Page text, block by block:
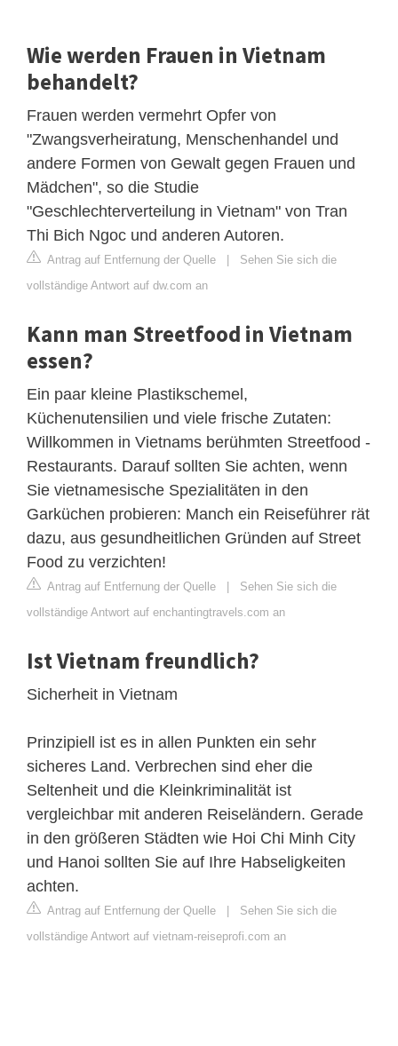
Wie werden Frauen in Vietnam
behandelt?
Frauen werden vermehrt Opfer von
"Zwangsverheiratung, Menschenhandel und
andere Formen von Gewalt gegen Frauen und
Mädchen", so die Studie
"Geschlechterverteilung in Vietnam" von Tran
Thi Bich Ngoc und anderen Autoren.
Antrag auf Entfernung der Quelle | Sehen Sie sich die
vollständige Antwort auf dw.com an
Kann man Streetfood in Vietnam
essen?
Ein paar kleine Plastikschemel,
Küchenutensilien und viele frische Zutaten:
Willkommen in Vietnams berühmten Streetfood -
Restaurants. Darauf sollten Sie achten, wenn
Sie vietnamesische Spezialitäten in den
Garküchen probieren: Manch ein Reiseführer rät
dazu, aus gesundheitlichen Gründen auf Street
Food zu verzichten!
Antrag auf Entfernung der Quelle | Sehen Sie sich die
vollständige Antwort auf enchantingtravels.com an
Ist Vietnam freundlich?
Sicherheit in Vietnam
Prinzipiell ist es in allen Punkten ein sehr
sicheres Land. Verbrechen sind eher die
Seltenheit und die Kleinkriminalität ist
vergleichbar mit anderen Reiseländern. Gerade
in den größeren Städten wie Hoi Chi Minh City
und Hanoi sollten Sie auf Ihre Habseligkeiten
achten.
Antrag auf Entfernung der Quelle | Sehen Sie sich die
vollständige Antwort auf vietnam-reiseprofi.com an